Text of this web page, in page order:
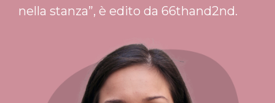
nella stanza”, è edito da 66thand2nd.